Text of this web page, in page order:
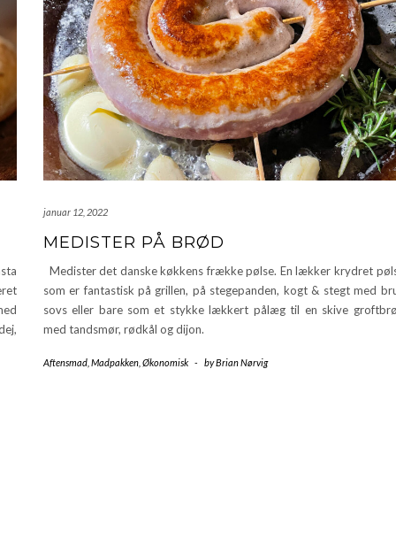
januar 12, 2022
MEDISTER PÅ BRØD
Medister det danske køkkens frække pølse. En lækker krydret
som er fantastisk på grillen, på stegepanden, kogt & stegt med
sovs eller bare som et stykke lækkert pålæg til en skive
med tandsmør, rødkål og dijon.
Aftensmad, Madpakken, Økonomisk - byBrian Nørvig